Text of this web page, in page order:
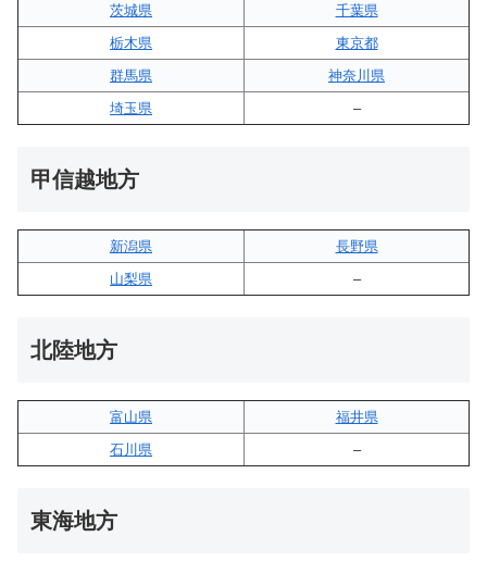
茨城県
千葉県
栃木県
東京都
群馬県
神奈川県
埼玉県
–
甲信越地方
新潟県
長野県
山梨県
–
北陸地方
富山県
福井県
石川県
–
東海地方